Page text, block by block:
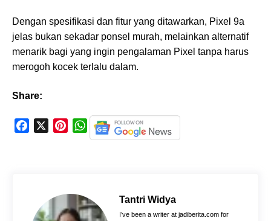
Dengan spesifikasi dan fitur yang ditawarkan, Pixel 9a
jelas bukan sekadar ponsel murah, melainkan alternatif
menarik bagi yang ingin pengalaman Pixel tanpa harus
merogoh kocek terlalu dalam.
Share:
e
W
h
A
p
Tantri Widya
I’ve been a writer at jadiberita.com for